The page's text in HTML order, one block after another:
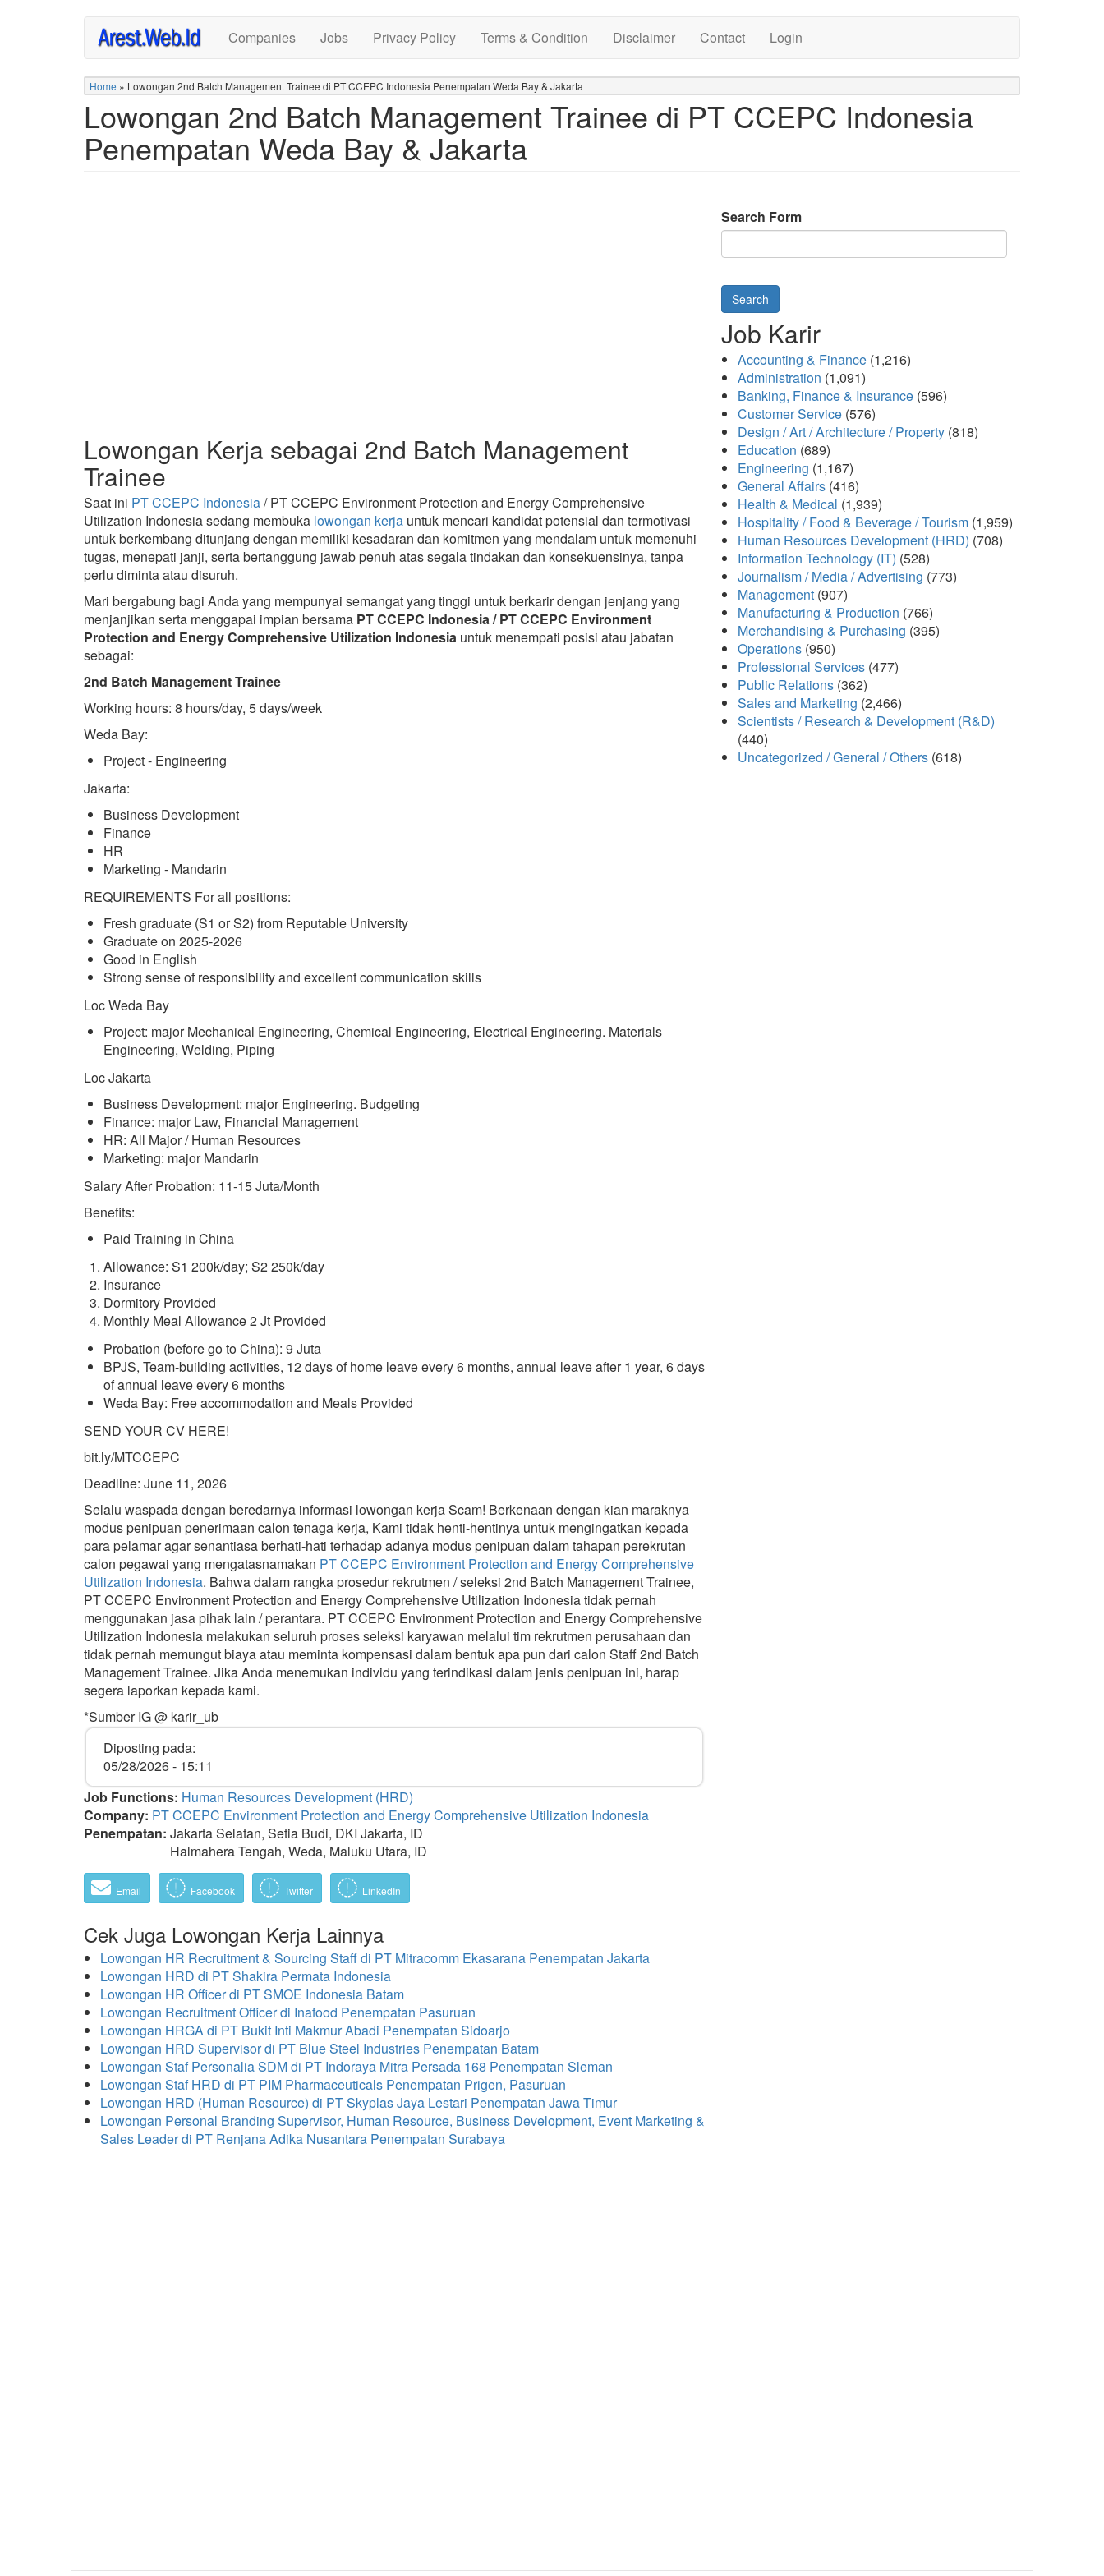
Companies Jobs Privacy Policy Terms & Condition Disclaimer Contact Login
Home » Lowongan 2nd Batch Management Trainee di PT CCEPC Indonesia Penempatan Weda Bay & Jakarta
Lowongan 2nd Batch Management Trainee di PT CCEPC Indonesia
Penempatan Weda Bay & Jakarta
Lowongan Kerja sebagai 2nd Batch Management
Trainee
Saat ini PT CCEPC Indonesia/ PT CCEPC Environment Protection and Energy Comprehensive
Utilization Indonesia sedang membuka lowongan kerja untuk mencari kandidat potensial dan termotivasi
untuk berkembang ditunjang dengan memiliki kesadaran dan komitmen yang mendalam untuk memenuhi
tugas, menepati janji, serta bertanggung jawab penuh atas segala tindakan dan konsekuensinya, tanpa
perlu diminta atau disuruh.
Mari bergabung bagi Anda yang mempunyai semangat yang tinggi untuk berkarir dengan jenjang yang
menjanjikan serta menggapai impian bersama PT CCEPC Indonesia / PT CCEPC Environment
Protection and Energy Comprehensive Utilization Indonesia untuk menempati posisi atau jabatan
sebagai:
2nd Batch Management Trainee
Working hours: 8 hours/day, 5 days/week
Weda Bay:
Project - Engineering
Jakarta:
Business Development
Finance
HR
Marketing - Mandarin
REQUIREMENTS For all positions:
Fresh graduate (S1 or S2) from Reputable University
Graduate on 2025-2026
Good in English
Strong sense of responsibility and excellent communication skills
Loc Weda Bay
Project: major Mechanical Engineering, Chemical Engineering, Electrical Engineering. Materials
Engineering, Welding, Piping
Loc Jakarta
Business Development: major Engineering. Budgeting
Finance: major Law, Financial Management
HR: All Major / Human Resources
Marketing: major Mandarin
Salary After Probation: 11-15 Juta/Month
Benefits:
Paid Training in China
Allowance: S1 200k/day; S2 250k/day
Insurance
Dormitory Provided
Monthly Meal Allowance 2 Jt Provided
Probation (before go to China): 9 Juta
BPJS, Team-building activities, 12 days of home leave every 6 months, annual leave after 1 year, 6 days
of annual leave every 6 months
Weda Bay: Free accommodation and Meals Provided
SEND YOUR CV HERE!
bit.ly/MTCCEPC
Deadline: June 11, 2026
Selalu waspada dengan beredarnya informasi lowongan kerja Scam! Berkenaan dengan kian maraknya
modus penipuan penerimaan calon tenaga kerja, Kami tidak henti-hentinya untuk mengingatkan kepada
para pelamar agar senantiasa berhati-hati terhadap adanya modus penipuan dalam tahapan perekrutan
calon pegawai yang mengatasnamakan PT CCEPC Environment Protection and Energy Comprehensive
Utilization Indonesia. Bahwa dalam rangka prosedur rekrutmen / seleksi 2nd Batch Management Trainee,
PT CCEPC Environment Protection and Energy Comprehensive Utilization Indonesia tidak pernah
menggunakan jasa pihak lain / perantara. PT CCEPC Environment Protection and Energy Comprehensive
Utilization Indonesia melakukan seluruh proses seleksi karyawan melalui tim rekrutmen perusahaan dan
tidak pernah memungut biaya atau meminta kompensasi dalam bentuk apa pun dari calon Staff 2nd Batch
Management Trainee. Jika Anda menemukan individu yang terindikasi dalam jenis penipuan ini, harap
segera laporkan kepada kami.
*Sumber IG @ karir_ub
Diposting pada:
05/28/2026 - 15:11
Job Functions: Human Resources Development (HRD)
Company: PT CCEPC Environment Protection and Energy Comprehensive Utilization Indonesia
Penempatan: Jakarta Selatan, Setia Budi, DKI Jakarta, ID
Halmahera Tengah, Weda, Maluku Utara, ID
Email Facebook Twitter LinkedIn
Cek Juga Lowongan Kerja Lainnya
Lowongan HR Recruitment & Sourcing Staff di PT Mitracomm Ekasarana Penempatan Jakarta
Lowongan HRD di PT Shakira Permata Indonesia
Lowongan HR Officer di PT SMOE Indonesia Batam
Lowongan Recruitment Officer di Inafood Penempatan Pasuruan
Lowongan HRGA di PT Bukit Inti Makmur Abadi Penempatan Sidoarjo
Lowongan HRD Supervisor di PT Blue Steel Industries Penempatan Batam
Lowongan Staf Personalia SDM di PT Indoraya Mitra Persada 168 Penempatan Sleman
Lowongan Staf HRD di PT PIM Pharmaceuticals Penempatan Prigen, Pasuruan
Lowongan HRD (Human Resource) di PT Skyplas Jaya Lestari Penempatan Jawa Timur
Lowongan Personal Branding Supervisor, Human Resource, Business Development, Event Marketing &
Sales Leader di PT Renjana Adika Nusantara Penempatan Surabaya
Search Form
Search
Job Karir
Accounting & Finance (1,216)
Administration (1,091)
Banking, Finance & Insurance (596)
Customer Service (576)
Design / Art / Architecture / Property (818)
Education (689)
Engineering (1,167)
General Affairs (416)
Health & Medical (1,939)
Hospitality / Food & Beverage / Tourism (1,959)
Human Resources Development (HRD) (708)
Information Technology (IT) (528)
Journalism / Media / Advertising (773)
Management (907)
Manufacturing & Production (766)
Merchandising & Purchasing (395)
Operations (950)
Professional Services (477)
Public Relations (362)
Sales and Marketing (2,466)
Scientists / Research & Development (R&D)
(440)
Uncategorized / General / Others (618)